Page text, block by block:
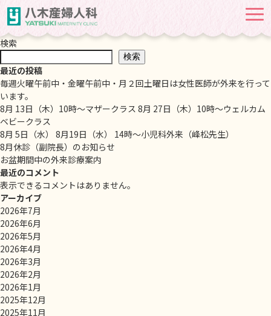
Monthly Archives: 5月 2026
検索
検索
最近の投稿
毎週火曜午前中・金曜午前中・月２回土曜日は女性医師が外来を行って
います。
8月 13日（木）10時～マザークラス 8月 27日（木）10時～ウェルカム
ベビークラス
8月 5日（水） 8月19日（水） 14時～小児科外来（峰松先生）
8月休診（副院長）のお知らせ
お盆期間中の外来診療案内
最近のコメント
表示できるコメントはありません。
アーカイブ
2026年7月
2026年6月
2026年5月
2026年4月
2026年3月
2026年2月
2026年1月
2025年12月
2025年11月